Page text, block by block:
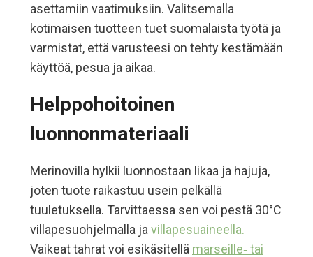
asettamiin vaatimuksiin. Valitsemalla
kotimaisen tuotteen tuet suomalaista työtä ja
varmistat, että varusteesi on tehty kestämään
käyttöä, pesua ja aikaa.
Helppohoitoinen
luonnonmateriaali
Merinovilla hylkii luonnostaan likaa ja hajuja,
joten tuote raikastuu usein pelkällä
tuuletuksella. Tarvittaessa sen voi pestä 30°C
villapesuohjelmalla ja villapesuaineella.
Vaikeat tahrat voi esikäsitellä marseille‑ tai